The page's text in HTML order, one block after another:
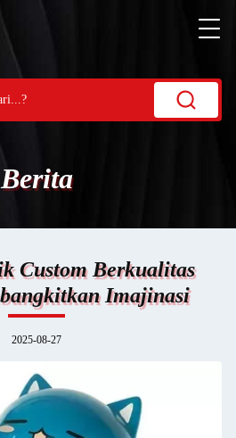
Berita
Custom Berkualitas
Imajinasi
2025-08-27